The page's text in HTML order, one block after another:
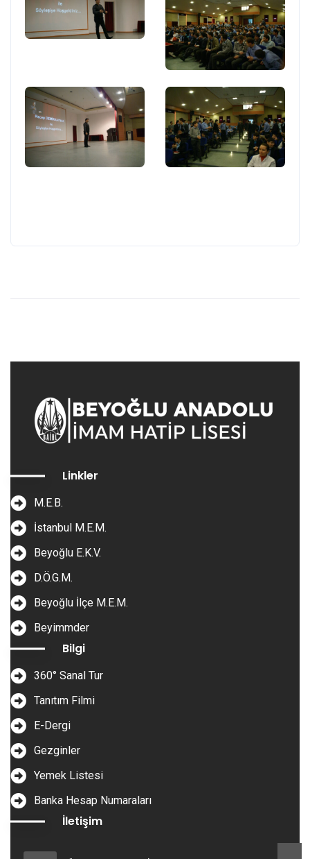
Linkler
M.E.B.
İstanbul M.E.M.
Beyoğlu E.K.V.
D.Ö.G.M.
Beyoğlu İlçe M.E.M.
Beyimmder
Bilgi
360° Sanal Tur
Tanıtım Filmi
E-Dergi
Gezginler
Yemek Listesi
Banka Hesap Numaraları
İletişim